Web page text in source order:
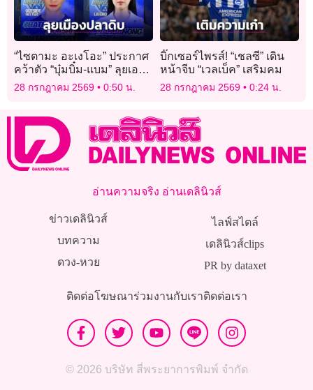
“ไซตามะ อะเงโอะ” ประกาศ
คว้าตัว “บุ๋มบิ๋ม-แบม” ลุยเอ
สวี.ลีก
28 กรกฎาคม 2569 0:50 น.
บิ๊กเซอร์ไพรส์! “เชลซี” เดิน
หน้าจีบ “เวลเบ็ค” เสริมคม
28 กรกฎาคม 2569 0:24 น.
อ่านความจริง อ่านเดลินิวส์
ข่าวเดลินิวส์
บทความ
ดวง-หวย
ไลฟ์สไตล์
เดลินิวส์clips
PR by dataxet
ติดต่อโฆษณาร่วมงานกับเราติดต่อเรา
© 2026 บริษัท สี่พระยาการพิมพ์ จำกัด